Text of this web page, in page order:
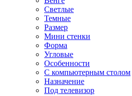
Светлые
Темные
Размер
Мини стенки
Форма
Угловые
Особенности
С компьютерным столом
Назначение
Под телевизор